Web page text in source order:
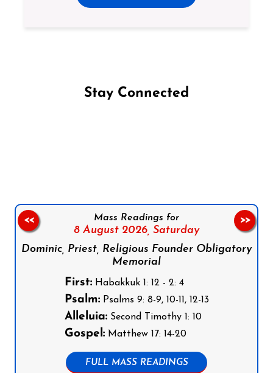
Stay Connected
Mass Readings for
8 August 2026, Saturday
Dominic, Priest, Religious Founder Obligatory
Memorial
First:Habakkuk 1: 12 - 2: 4
Psalm:Psalms 9: 8-9, 10-11, 12-13
Alleluia:Second Timothy 1: 10
Gospel:Matthew 17: 14-20
FULL MASS READINGS
<< >>